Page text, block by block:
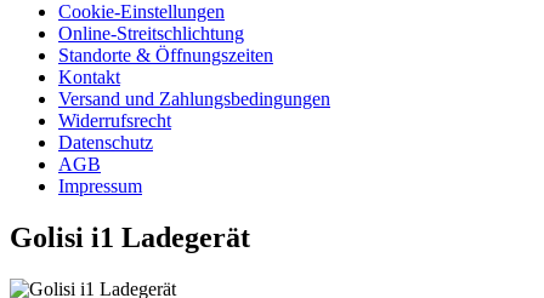
Cookie-Einstellungen
Online-Streitschlichtung
Standorte & Öffnungszeiten
Kontakt
Versand und Zahlungsbedingungen
Widerrufsrecht
Datenschutz
AGB
Impressum
Golisi i1 Ladegerät